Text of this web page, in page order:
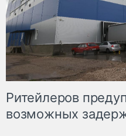
Ритейлеров
возможных